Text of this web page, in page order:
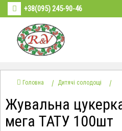
+38(095) 245-90-46
Головна Дитячі солодощі
Жувальна
мега ТАТУ 100шт